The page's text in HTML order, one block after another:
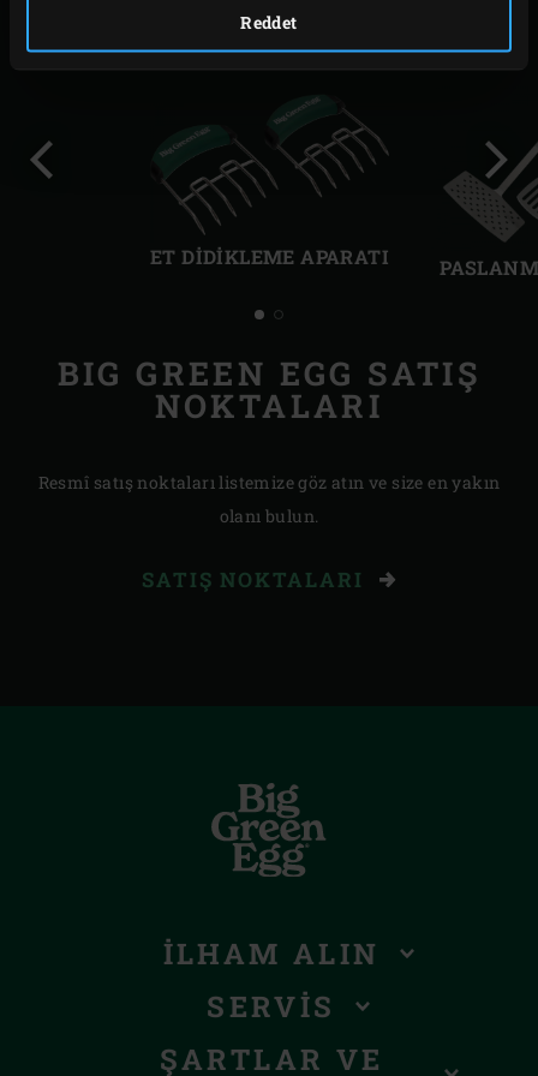
Reddet
ET DIDIKLEME APARATI
slayt
BIG GREEN EGG SATIŞ
NOKTALARI
Resmî satış noktaları listemize göz atın ve size en yakın
olanı bulun.
SATIŞ NOKTALARI
İLHAM ALIN
SERVIS
ŞARTLAR VE